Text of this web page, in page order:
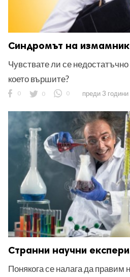
Синдромът на
Чувствате ли се недостатъчно
което вършите?
0 0 0 преди 3 години
Странни научни
Понякога се налага да